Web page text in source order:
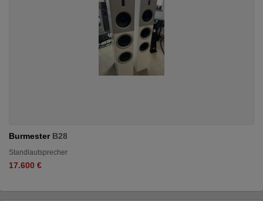
Burmester B28
Standlautsprecher
17.600 €